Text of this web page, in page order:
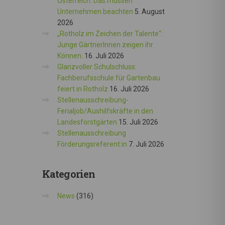
Unternehmen beachten 5. August
2026
„Rotholz im Zeichen der Talente“:
Junge GärtnerInnen zeigen ihr
Können. 16. Juli 2026
Glanzvoller Schulschluss:
Fachberufsschule für Gartenbau
feiert in Rotholz 16. Juli 2026
Stellenausschreibung-
Ferialjob/Aushilfskräfte in den
Landesforstgärten 15. Juli 2026
Stellenausschreibung
Förderungsreferent:in 7. Juli 2026
Kategorien
News (316)